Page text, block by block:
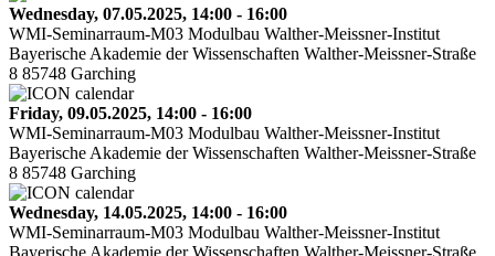
Wednesday, 07.05.2025, 14:00 - 16:00
WMI-Seminarraum-M03 Modulbau Walther-Meissner-Institut
Bayerische Akademie der Wissenschaften Walther-Meissner-Straße
8 85748 Garching
Friday, 09.05.2025, 14:00 - 16:00
WMI-Seminarraum-M03 Modulbau Walther-Meissner-Institut
Bayerische Akademie der Wissenschaften Walther-Meissner-Straße
8 85748 Garching
Wednesday, 14.05.2025, 14:00 - 16:00
WMI-Seminarraum-M03 Modulbau Walther-Meissner-Institut
Bayerische Akademie der Wissenschaften Walther-Meissner-Straße